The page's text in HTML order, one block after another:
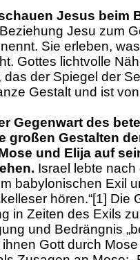
Jesus beim
Jesu zum
Sie erleben,
Gottes lichtvolle
das der Spiegel der
Gestalt und ist
Gegenwart des
großen Gestalten
und Elija auf
Israel lebte
babylonischen Exil
hören.“[1] Die
in Zeiten des Exils
und Bedrängnis
Gott durch